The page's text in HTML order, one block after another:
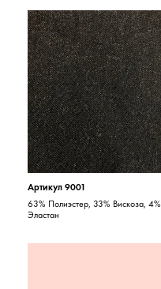
Артикул 9001
63% Полиэстер, 33% Вискоза, 4%
Эластан